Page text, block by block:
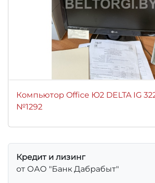
Компьютор Office Ю2 DELTA IG
№1292
Кредит и лизинг
от ОАО "Банк Дабрабыт"